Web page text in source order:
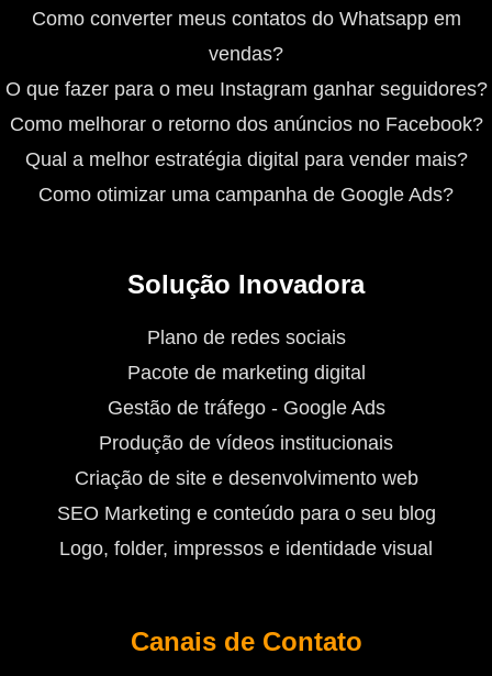
Como converter meus contatos do Whatsapp em
vendas?
O que fazer para o meu Instagram ganhar seguidores?
Como melhorar o retorno dos anúncios no Facebook?
Qual a melhor estratégia digital para vender mais?
Como otimizar uma campanha de Google Ads?
Solução Inovadora
Plano de redes sociais
Pacote de marketing digital
Gestão de tráfego - Google Ads
Produção de vídeos institucionais
Criação de site e desenvolvimento web
SEO Marketing e conteúdo para o seu blog
Logo, folder, impressos e identidade visual
Canais de Contato